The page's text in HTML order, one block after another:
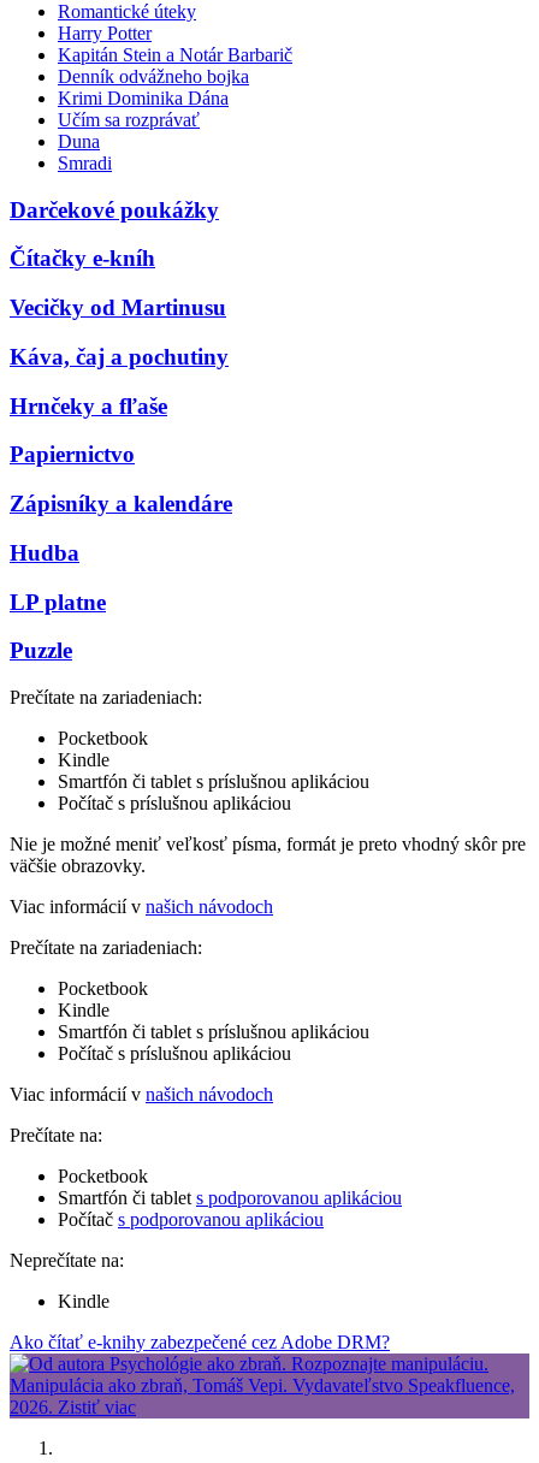
Romantické úteky
Harry Potter
Kapitán Stein a Notár Barbarič
Denník odvážneho bojka
Krimi Dominika Dána
Učím sa rozprávať
Duna
Smradi
Darčekové poukážky
Čítačky e-kníh
Vecičky od Martinusu
Káva, čaj a pochutiny
Hrnčeky a fľaše
Papiernictvo
Zápisníky a kalendáre
Hudba
LP platne
Puzzle
Prečítate na zariadeniach:
Pocketbook
Kindle
Smartfón či tablet s príslušnou aplikáciou
Počítač s príslušnou aplikáciou
Nie je možné meniť veľkosť písma, formát je preto vhodný skôr pre
väčšie obrazovky.
Viac informácií v našich návodoch
Prečítate na zariadeniach:
Pocketbook
Kindle
Smartfón či tablet s príslušnou aplikáciou
Počítač s príslušnou aplikáciou
Viac informácií v našich návodoch
Prečítate na:
Pocketbook
Smartfón či tablet s podporovanou aplikáciou
Počítač s podporovanou aplikáciou
Neprečítate na:
Kindle
Ako čítať e-knihy zabezpečené cez Adobe DRM?